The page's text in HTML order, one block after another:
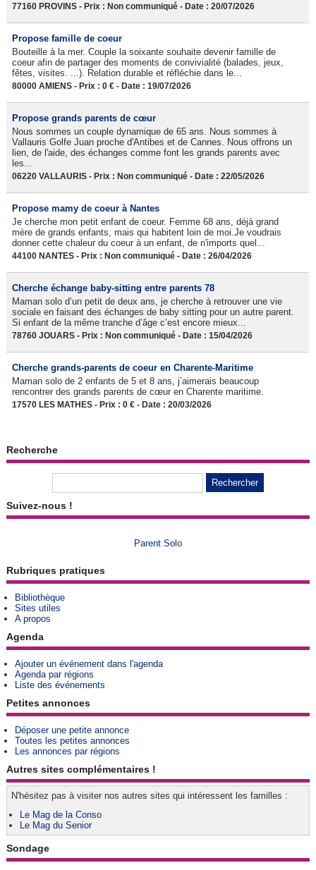
77160 PROVINS - Prix : Non communiqué - Date : 20/07/2026
Propose famille de coeur
Bouteille à la mer. Couple la soixante souhaite devenir famille de
coeur afin de partager des moments de convivialité (balades, jeux,
fêtes, visites. ...). Relation durable et réfléchie dans le...
80000 AMIENS - Prix : 0 € - Date : 19/07/2026
Propose grands parents de cœur
Nous sommes un couple dynamique de 65 ans. Nous sommes à
Vallauris Golfe Juan proche d'Antibes et de Cannes. Nous offrons un
lien, de l'aide, des échanges comme font les grands parents avec
les...
06220 VALLAURIS - Prix : Non communiqué - Date : 22/05/2026
Propose mamy de coeur à Nantes
Je cherche mon petit enfant de coeur. Femme 68 ans, déjà grand
mère de grands enfants, mais qui habitent loin de moi.Je voudrais
donner cette chaleur du coeur à un enfant, de n'imports quel...
44100 NANTES - Prix : Non communiqué - Date : 26/04/2026
Cherche échange baby-sitting entre parents 78
Maman solo d’un petit de deux ans, je cherche à retrouver une vie
sociale en faisant des échanges de baby sitting pour un autre parent.
Si enfant de la même tranche d’âge c’est encore mieux...
78760 JOUARS - Prix : Non communiqué - Date : 15/04/2026
Cherche grands-parents de coeur en Charente-Maritime
Maman solo de 2 enfants de 5 et 8 ans, j’aimerais beaucoup
rencontrer des grands parents de cœur en Charente maritime.
17570 LES MATHES - Prix : 0 € - Date : 20/03/2026
Recherche
Suivez-nous !
Parent Solo
Rubriques pratiques
Bibliothèque
Sites utiles
A propos
Agenda
Ajouter un événement dans l'agenda
Agenda par régions
Liste des événements
Petites annonces
Déposer une petite annonce
Toutes les petites annonces
Les annonces par régions
Autres sites complémentaires !
N'hésitez pas à visiter nos autres sites qui intéressent les familles :
Le Mag de la Conso
Le Mag du Senior
Sondage